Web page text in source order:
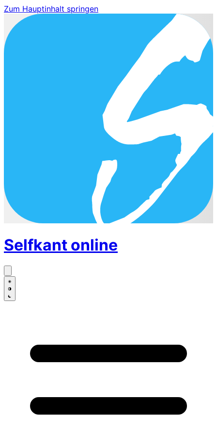
Zum Hauptinhalt springen
Selfkant online